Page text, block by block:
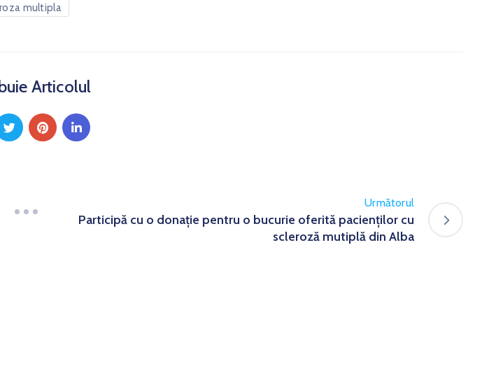
multipla
Articolul
Următorul
Participă cu o donație pentru o bucurie oferită pacienților cu
scleroză mutiplă din Alba